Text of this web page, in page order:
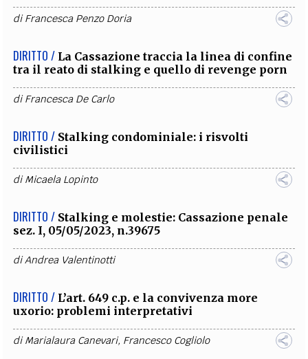
diFrancesca Penzo Doria
DIRITTO / La Cassazione traccia la linea di confine
tra il reato di stalking e quello di revenge porn
diFrancesca De Carlo
DIRITTO / Stalking condominiale: i risvolti
civilistici
diMicaela Lopinto
DIRITTO / Stalking e molestie: Cassazione penale
sez. I, 05/05/2023, n.39675
diAndrea Valentinotti
DIRITTO / L’art. 649 c.p. e la convivenza more
uxorio: problemi interpretativi
diMarialaura Canevari, Francesco Cogliolo